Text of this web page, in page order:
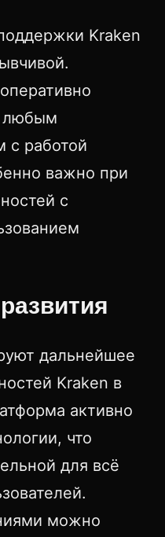
Kraken
любым
с работой
важно при
с
дальнейшее
Kraken в
активно
что
для всё
можно